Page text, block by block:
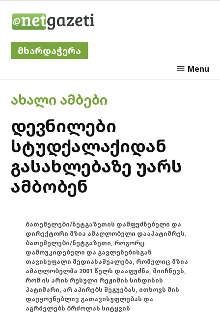
მხარდაჭერა
Menu
POSTED
ᲐᲮᲐᲚᲘ ᲐᲛᲑᲔᲑᲘ
დევნილები
სტუდქალაქიდან
გასახლებაზე უარს
ამბობენ
ბათუმელები/ნეტგაზეთის დამფუძნებელი და
დირექტორი მზია ამაღლობელი დააპატიმრეს.
ბათუმელები/ნეტგაზეთი, როგორც
დამოუკიდებელი და გავლენებისგან
თავისუფალი მედიასაშუალება, რომელიც მზია
ამაღლობელმა 2001 წელს დააფუძნა, მიიჩნევს,
რომ ის არის რუსული რეჟიმის სინდისის
პატიმარი, არ აპირებს შეგუებას, ითხოვს მის
დაუყოვნებლივ გათავისუფლებას და
აგრძელებს ბრძოლას სიტყვის